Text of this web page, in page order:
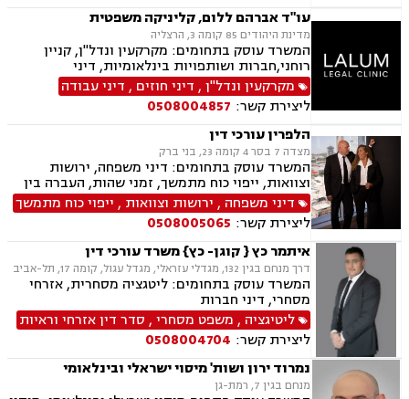
עו"ד אברהם ללום, קליניקה משפטית
מדינת היהודים 85 קומה 3, הרצליה
המשרד עוסק בתחומים: מקרקעין ונדל"ן, קניין
רוחני,חברות ושותפויות בינלאומיות, דיני
חברות,מיסוי בינלאומי ותכנון מס,בינה מלאכותית
(AI) וטכנולוגיה,יישוב סכסוכים ,ביטחון וניהול
משברים,,ייעוץ רגולטורי וחקיקה
מקרקעין ונדל"ן, דיני חוזים , דיני עבודה
ליצירת קשר: 0508004857
הלפרין עורכי דין
מצדה 7 בסר 4 קומה 23, בני ברק
המשרד עוסק בתחומים: דיני משפחה, ירושות
וצוואות, ייפוי כוח מתמשך, זמני שהות, העברה בין
דורית, חלוקת רכוש, הורות חד מינית, גישור
במשפחה, מיזוגים ורכישות, ליווי עסקי, דיני חוזים,
משפט מסחרי, ניכור הורי, מזונות, הסכמי ממון,
ידועים בציבור, אבהות, חטיפת ילדים, זכיינות,
סכסוך בין בעלי מניות
דיני משפחה , ירושות וצוואות , ייפוי כוח מתמשך
ליצירת קשר: 0508005065
איתמר כץ { קוגן- כץ} משרד עורכי דין
דרך מנחם בגין 132, מגדלי עזראלי, מגדל עגול, קומה 17, תל-אביב
המשרד עוסק בתחומים: ליטגציה מסחרית, אזרחי
מסחרי, דיני חברות
ליטיגציה , משפט מסחרי, סדר דין אזרחי וראיות
ליצירת קשר: 0508004704
נמרוד ירון ושות' מיסוי ישראלי ובינלאומי
מנחם בגין 7, רמת-גן